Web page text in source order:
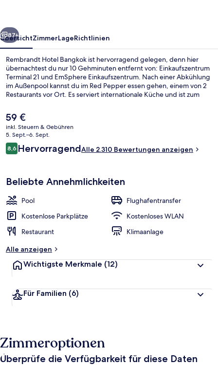
Weiter
87+
ÜbersichtZimmerLageRichtlinien
Rembrandt Hotel Bangkok ist hervorragend gelegen, denn hier
übernachtest du nur 10 Gehminuten entfernt von: Einkaufszentrum
Terminal 21 und EmSphere Einkaufszentrum. Nach einer Abkühlung
im Außenpool kannst du im Red Pepper essen gehen, einem von 2
Restaurants vor Ort. Es serviert internationale Küche und ist zum
Terrasse gehören ebenfalls zum Angebot. Andere Reisende
schätzen die fußläufige Entfernung zu den öffentlichen
Verkehrsmitteln: Zur U-Bahn-Station Sukhumvit sind es 7 und zur S-
Bahn-Station Asok sind es 7 Gehminuten.
Der
aktuelle
Preis
beträgt
59 €.
59 €
inkl. Steuern & Gebühren
5. Sept.–6. Sept.
Bewertungen
8,68,6 von 10.
HervorragendAlle 2.310 Bewertungen anzeigen
Beliebte Annehmlichkeiten
Pool
Flughafentransfer
Kostenlose Parkplätze
Kostenloses WLAN
Restaurant
Klimaanlage
Alle anzeigen
Wichtigste Merkmale (12)
Für Familien (6)
Zimmeroptionen
Überprüfe die Verfügbarkeit für diese Daten